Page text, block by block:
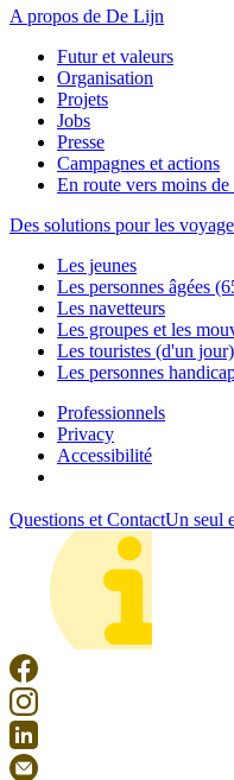
A propos de De Lijn
Futur et valeurs
Organisation
Projets
Jobs
Presse
Campagnes et actions
En route vers moins de
Des solutions pour les
Les jeunes
Les personnes âgées
Les navetteurs
Les groupes et les
Les touristes (d'un jour)
Les personnes
Professionnels
Privacy
Accessibilité
Questions et ContactUn seul